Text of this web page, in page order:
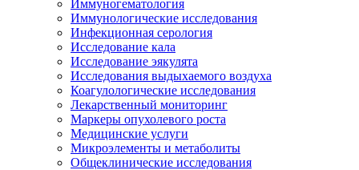
Иммуногематология
Иммунологические исследования
Инфекционная серология
Исследование кала
Исследование эякулята
Исследования выдыхаемого воздуха
Коагулологические исследования
Лекарственный мониторинг
Маркеры опухолевого роста
Медицинские услуги
Микроэлементы и метаболиты
Общеклинические исследования